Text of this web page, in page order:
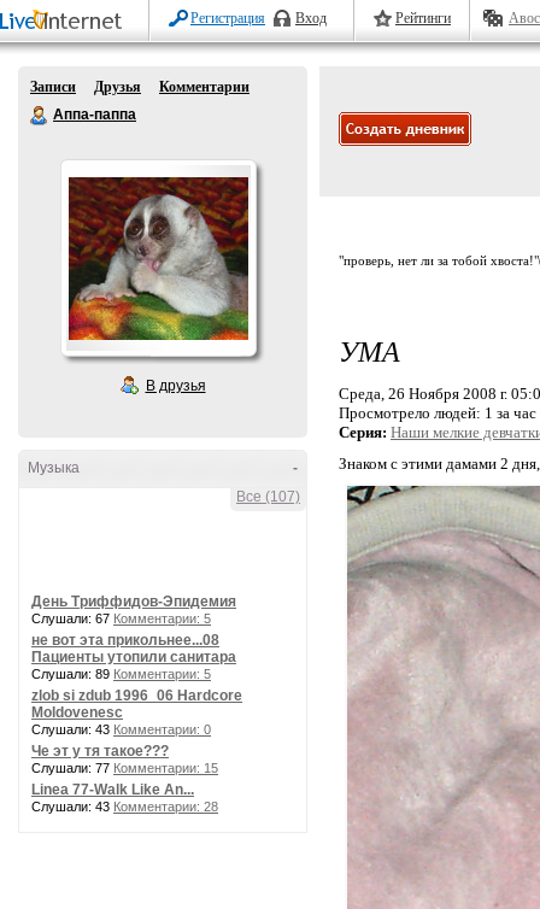
Регистрация Вход Рейтинги
Записи Друзья
Комментарии
Аппа-паппа
В друзья
-
Музыка
Все (107)
День Триффидов-Эпидемия
Слушали: 67 Комментарии: 5
не вот эта прикольнее...08
Пациенты утопили санитара
Слушали: 89 Комментарии: 5
zlob si zdub 1996_06 Hardcore
Moldovenesc
Слушали: 43 Комментарии: 0
Че эт у тя такое???
Слушали: 77 Комментарии: 15
Linea 77-Walk Like An...
Слушали: 43 Комментарии: 28
"проверь, нет ли за тобой
УМА
Среда, 26 Ноября 2008 г.
Просмотрело людей: 1 за
Серия: Наши мелкие
Знаком с этими дамами 2